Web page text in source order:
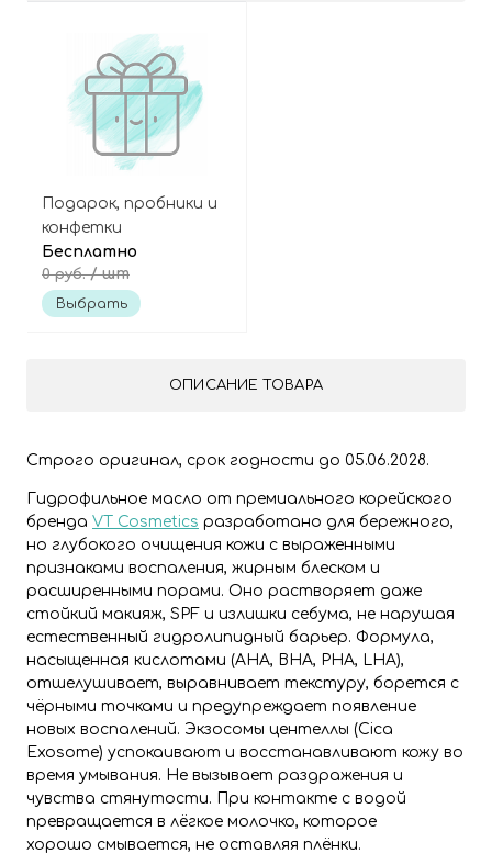
Подарок, пробники и
конфетки
Бесплатно
0 руб./ шт
Выбрать
ОПИСАНИЕ ТОВАРА
Строго оригинал, срок годности до 05.06.2028.
Гидрофильное масло от премиального корейского
бренда VT Cosmetics разработано для бережного,
но глубокого очищения кожи с выраженными
признаками воспаления, жирным блеском и
расширенными порами. Оно растворяет даже
стойкий макияж, SPF и излишки себума, не нарушая
естественный гидролипидный барьер. Формула,
насыщенная кислотами (AHA, BHA, PHA, LHA),
отшелушивает, выравнивает текстуру, борется с
чёрными точками и предупреждает появление
новых воспалений. Экзосомы центеллы (Cica
Exosome) успокаивают и восстанавливают кожу во
время умывания. Не вызывает раздражения и
чувства стянутости. При контакте с водой
превращается в лёгкое молочко, которое
хорошо смывается, не оставляя плёнки.